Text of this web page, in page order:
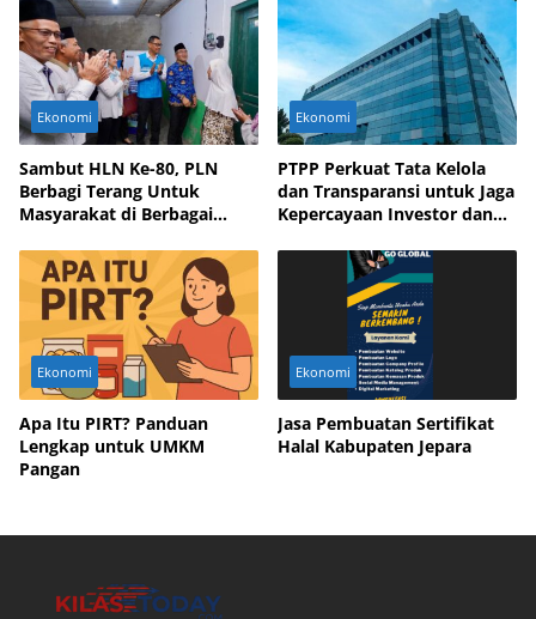
Ekonomi
Sambut HLN Ke-80, PLN
Berbagi Terang Untuk
Masyarakat di Berbagai
Ekonomi
PTPP Perkuat Tata Kelola
dan Transparansi untuk Jaga
Kepercayaan Investor dan
Ekonomi
Apa Itu PIRT? Panduan
Lengkap untuk UMKM
Pangan
Ekonomi
Jasa Pembuatan Sertifikat
Halal Kabupaten Jepara